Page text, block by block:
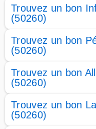
Trouvez un bon
(50260)
Trouvez un bon
(50260)
Trouvez un bon
(50260)
Trouvez un bon
(50260)